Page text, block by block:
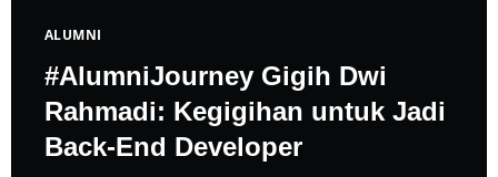
ALUMNI
#AlumniJourney Gigih Dwi
Rahmadi: Kegigihan untuk Jadi
Back-End Developer